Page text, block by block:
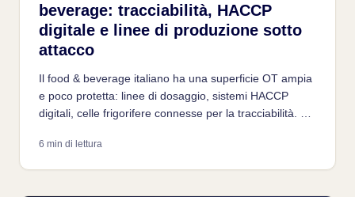
beverage: tracciabilità, HACCP
digitale e linee di produzione sotto
attacco
Il food & beverage italiano ha una superficie OT ampia
e poco protetta: linee di dosaggio, sistemi HACCP
digitali, celle frigorifere connesse per la tracciabilità. Un
sicurezza alimentare e la reputazione del brand.
6 min di lettura